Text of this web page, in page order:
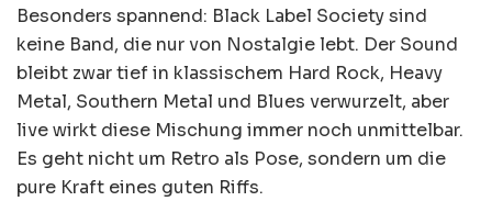
Besonders spannend: Black Label Society sind
keine Band, die nur von Nostalgie lebt. Der Sound
bleibt zwar tief in klassischem Hard Rock, Heavy
Metal, Southern Metal und Blues verwurzelt, aber
live wirkt diese Mischung immer noch unmittelbar.
Es geht nicht um Retro als Pose, sondern um die
pure Kraft eines guten Riffs.